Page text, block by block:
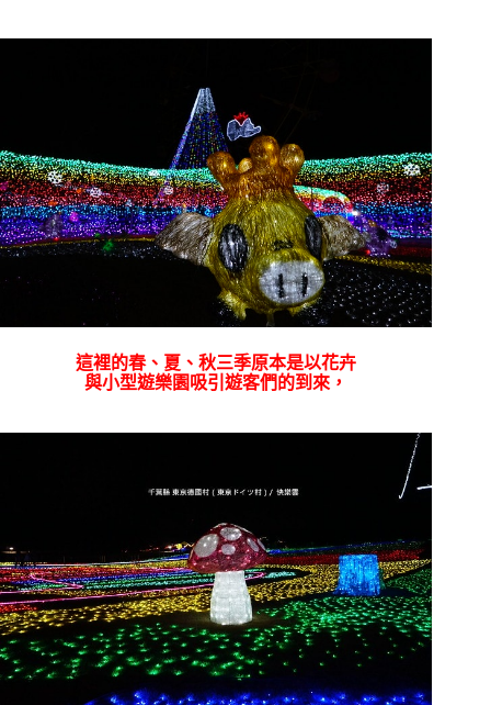
這裡的春、夏、秋三季原本是以花卉
與小型遊樂園吸引遊客們的到來，